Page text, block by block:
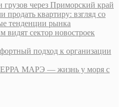
грузов через Приморский край
продать квартиру: взгляд со
тенденции рынка
видят сектор новостроек
подход к организации
МАРЭ — жизнь у моря с